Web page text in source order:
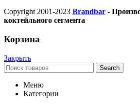
Copyright 2001-2023 Brandbar -
коктейльного сегмента
Корзина
Закрыть
Search
Меню
Категории